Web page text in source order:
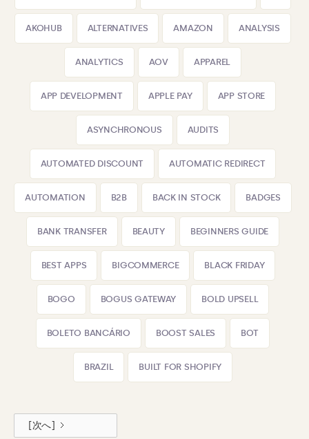
AKOHUB ALTERNATIVES AMAZON ANALYSIS
ANALYTICS AOV APPAREL
APP DEVELOPMENT APPLE PAY APP STORE
ASYNCHRONOUS AUDITS
AUTOMATED DISCOUNT AUTOMATIC REDIRECT
AUTOMATION B2B BACK IN STOCK BADGES
BANK TRANSFER BEAUTY BEGINNERS GUIDE
BEST APPS BIGCOMMERCE BLACK FRIDAY
BOGO BOGUS GATEWAY BOLD UPSELL
BOLETO BANCÁRIO BOOST SALES BOT
BRAZIL BUILT FOR SHOPIFY
[次へ]